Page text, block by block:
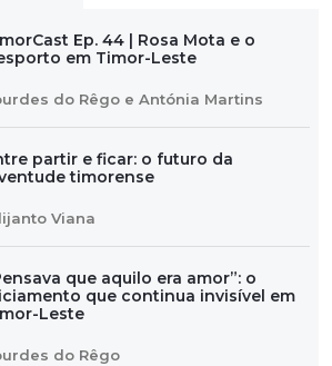
Ep. 44 | Rosa Mota e o
em Timor-Leste
do Rêgo e Antónia Martins
partir e ficar: o futuro da
timorense
Viana
que aquilo era amor”: o
que continua invisível em
Leste
do Rêgo